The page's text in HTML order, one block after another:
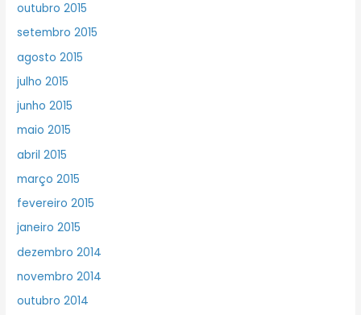
outubro 2015
setembro 2015
agosto 2015
julho 2015
junho 2015
maio 2015
abril 2015
março 2015
fevereiro 2015
janeiro 2015
dezembro 2014
novembro 2014
outubro 2014